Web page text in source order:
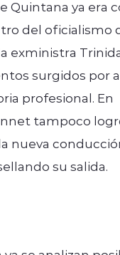
Quintana ya era
del oficialismo
exministra
surgidos por
profesional. En
tampoco
nueva
su salida.